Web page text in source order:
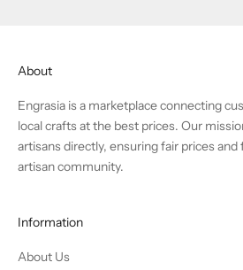
About
Engrasia is a marketplace connecting
local crafts at the best prices. Our
artisans directly, ensuring fair prices
artisan community.
Information
About Us